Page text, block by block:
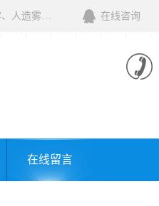
河南绿森环保科技有限公司一家专业销售环保清洁设备及相关用品的公司，产品包括：音乐喷泉、雾森系统、人造雾设备、景观人造雾、人造雾系统、小区喷雾设备、高压喷雾降尘设备、料仓喷雾除尘系统、喷雾降温加湿设备、郑州喷雾消毒设备，等八大系列上百个品种。 在线咨询
在线留言